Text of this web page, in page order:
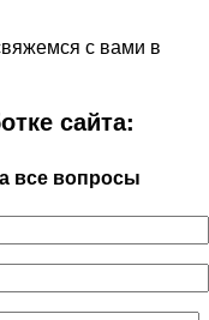
с вами в
сайта:
все вопросы